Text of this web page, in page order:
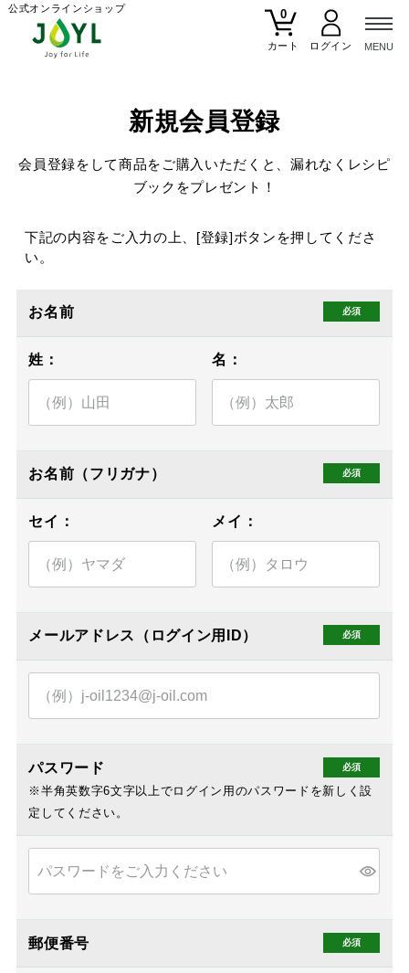
公式オンラインショップ
0
カート
新規会員登録
会員登録をして商品をご購入いただくと、漏れなくレシピ
ブックをプレゼント！
下記の内容をご入力の上、[登録]ボタンを押してくださ
い。
お名前
お名前（フリガナ）
メールアドレス（ログイン用ID）
パスワード
※半角英数字6文字以上でログイン用のパスワードを新しく設
定してください。
郵便番号